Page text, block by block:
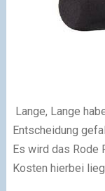
Lange, Lange
Entscheidung
Es wird das Rode
Kosten hierbei